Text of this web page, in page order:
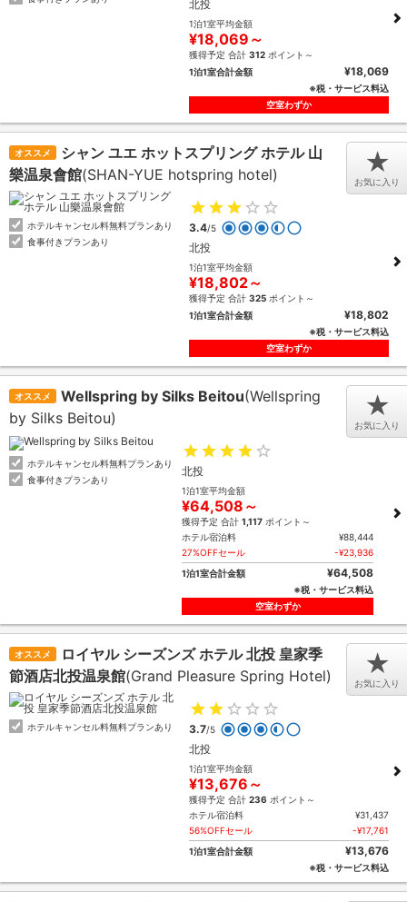
北投
1泊1室平均金額
¥18,069～
獲得予定 合計 312 ポイント～
1泊1室合計金額
¥18,069
※税・サービス料込
空室わずか
オススメ
シャン ユエ ホットスプリング ホテル 山
樂温泉會館(SHAN-YUE hotspring hotel)
ホテルキャンセル料無料プランあり
食事付きプランあり
3.4/5
北投
1泊1室平均金額
¥18,802～
獲得予定 合計 325 ポイント～
1泊1室合計金額
¥18,802
※税・サービス料込
空室わずか
★
お気に入り
オススメ Wellspring by Silks Beitou(Wellspring
by Silks Beitou)
ホテルキャンセル料無料プランあり
食事付きプランあり
北投
1泊1室平均金額
¥64,508～
獲得予定 合計 1,117 ポイント～
ホテル宿泊料
¥88,444
27%OFFセール
-¥23,936
1泊1室合計金額
¥64,508
※税・サービス料込
空室わずか
★
お気に入り
オススメ
ロイヤル シーズンズ ホテル 北投 皇家季
節酒店北投温泉館(Grand Pleasure Spring Hotel)
ホテルキャンセル料無料プランあり 3.7/5
北投
1泊1室平均金額
¥13,676～
獲得予定 合計 236 ポイント～
ホテル宿泊料
¥31,437
56%OFFセール
-¥17,761
1泊1室合計金額
¥13,676
※税・サービス料込
★
お気に入り